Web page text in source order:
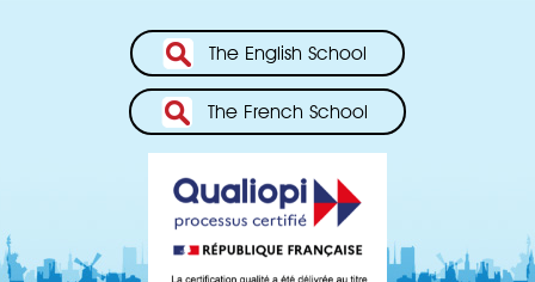
The English School
The French School